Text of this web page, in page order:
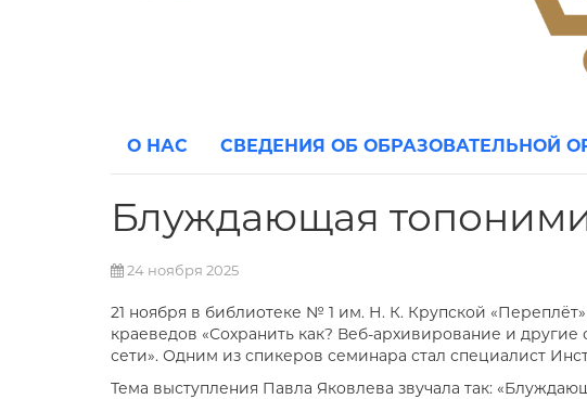
О НАС СВЕДЕНИЯ ОБ ОБРАЗОВАТЕЛЬНОЙ
Блуждающая
24 ноября 2025
21 ноября в библиотеке № 1 им. Н. К. Крупской
краеведов «Сохранить как? Веб-архивирование и
сети». Одним из спикеров семинара стал специалист
Тема выступления Павла Яковлева звучала так: